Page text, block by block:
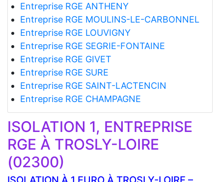
Entreprise RGE ANTHENY
Entreprise RGE MOULINS-LE-CARBONNEL
Entreprise RGE LOUVIGNY
Entreprise RGE SEGRIE-FONTAINE
Entreprise RGE GIVET
Entreprise RGE SURE
Entreprise RGE SAINT-LACTENCIN
Entreprise RGE CHAMPAGNE
ISOLATION 1, ENTREPRISE
RGE À TROSLY-LOIRE
(02300)